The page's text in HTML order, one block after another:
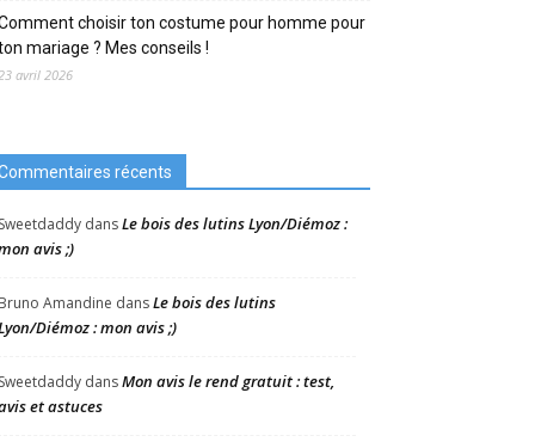
choisir ton costume pour homme pour
mariage ? Mes conseils !
avril 2026
récents
dansLe bois des lutins Lyon/Diémoz :
avis ;)
Amandine dansLe bois des lutins
Diémoz : mon avis ;)
dansMon avis le rend gratuit : test,
et astuces